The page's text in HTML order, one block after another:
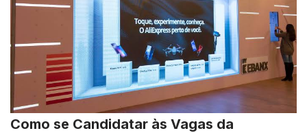
Como se Candidatar às Vagas da